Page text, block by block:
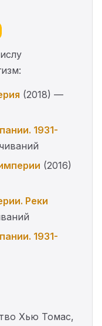
(2018) —
1931-
(2016)
Реки
1931-
Хью Томас,